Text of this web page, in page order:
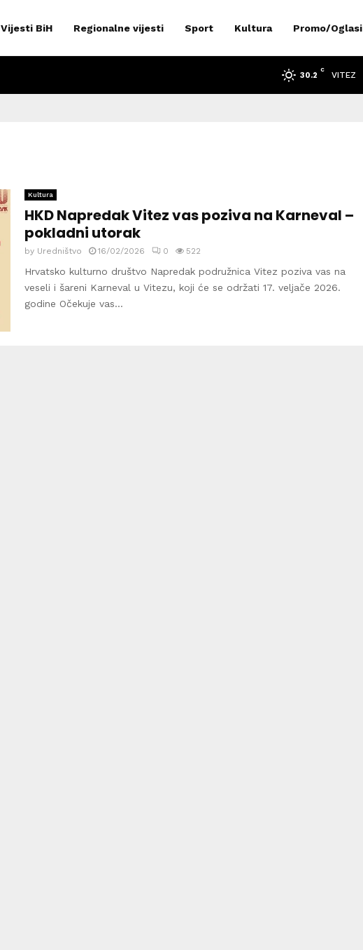
Vijesti BiH Regionalne vijesti Sport Kultura Promo/Oglasi
30.2
C
VITEZ
Kultura
HKD Napredak Vitez vas poziva na Karneval –
pokladni utorak
by Uredništvo 16/02/2026 0 522
Hrvatsko kulturno društvo Napredak podružnica Vitez poziva vas na
veseli i šareni Karneval u Vitezu, koji će se održati 17. veljače 2026.
godine Očekuje vas...